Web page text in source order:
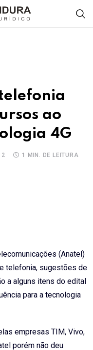
ao
4G
1 MIN. DE LEITURA
(Anatel)
telefonia, sugestões de
a alguns itens do edital
para a tecnologia
empresas TIM, Vivo,
porém não deu